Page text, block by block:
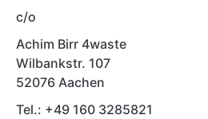
c/o
Achim Birr 4waste
Wilbankstr. 107
52076 Aachen
Tel.: +49 160 3285821